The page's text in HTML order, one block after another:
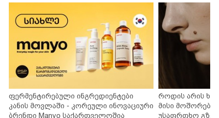
ფერმენტირებული ინგრედიენტები
კანის მოვლაში - კორეული ინოვაციური
ბრენდი Manyo საქართველოშია
როდის არის
მისი
უსაფრთხო